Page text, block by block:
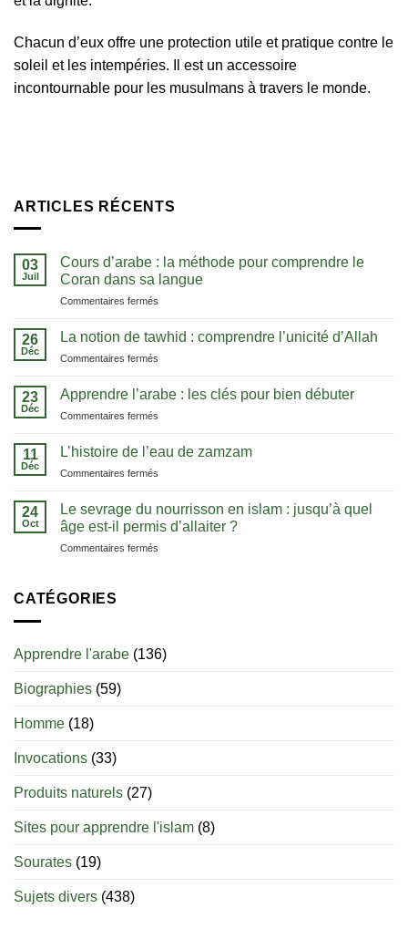
Chacun d’eux offre une protection utile et pratique contre le
soleil et les intempéries. Il est un accessoire
incontournable pour les musulmans à travers le monde.
ARTICLES RÉCENTS
03
Juil
Cours d’arabe : la méthode pour comprendre le
Coran dans sa langue
Commentaires fermés
d’arabe
pour
dans
26
Déc
La notion de tawhid : comprendre l’unicité d’Allah
Commentaires fermés
notion
comprendre
23
Déc
Apprendre l’arabe : les clés pour bien débuter
Commentaires fermés
l’arabe
pour
bien
11
Déc
L’histoire de l’eau de zamzam
Commentaires fermés
l’eau
de
24
Oct
Le sevrage du nourrisson en islam : jusqu’à quel
âge est-il permis d’allaiter ?
Commentaires fermés
:
CATÉGORIES
Apprendre l'arabe (136)
Biographies (59)
Homme (18)
Invocations (33)
Produits naturels (27)
Sites pour apprendre l'islam (8)
Sourates (19)
Sujets divers (438)